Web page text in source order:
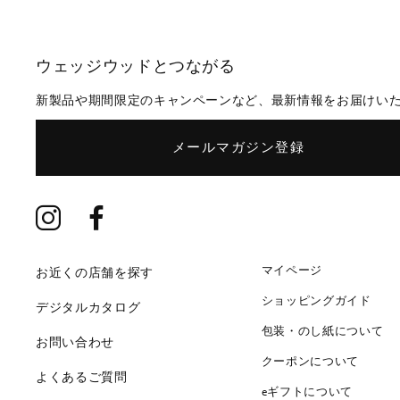
ウェッジウッドとつながる
新製品や期間限定のキャンペーンなど、最新情報をお届けい
メールマガジン登録
お近くの店舗を探す
デジタルカタログ
お問い合わせ
よくあるご質問
マイページ
ショッピングガイド
包装・のし紙について
クーポンについて
eギフトについて